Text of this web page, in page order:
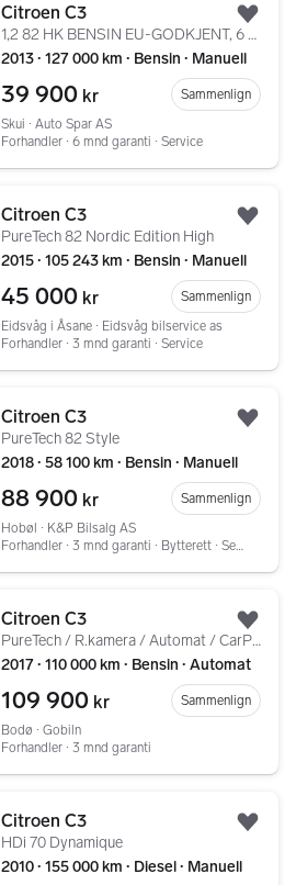
Citroen C3
1,2 82 HK BENSIN EU-GODKJENT, 6 MND GARANTI, KROK
2013 ∙ 127 000 km ∙ Bensin ∙ Manuell
39 900 kr
Sammenlign
Skui ∙ Auto Spar AS
Forhandler ∙ 6 mnd garanti ∙ Service
Citroen C3
PureTech 82 Nordic Edition High
2015 ∙ 105 243 km ∙ Bensin ∙ Manuell
45 000 kr
Sammenlign
Eidsvåg i Åsane ∙ Eidsvåg bilservice as
Forhandler ∙ 3 mnd garanti ∙ Service
Citroen C3
PureTech 82 Style
2018 ∙ 58 100 km ∙ Bensin ∙ Manuell
88 900 kr
Sammenlign
Hobøl ∙ K&P Bilsalg AS
Forhandler ∙ 3 mnd garanti ∙ Bytterett ∙ Service
Citroen C3
PureTech / R.kamera / Automat / CarPlay
2017 ∙ 110 000 km ∙ Bensin ∙ Automat
109 900 kr
Sammenlign
Bodø ∙ Gobiln
Forhandler ∙ 3 mnd garanti
Citroen C3
HDi 70 Dynamique
2010 ∙ 155 000 km ∙ Diesel ∙ Manuell